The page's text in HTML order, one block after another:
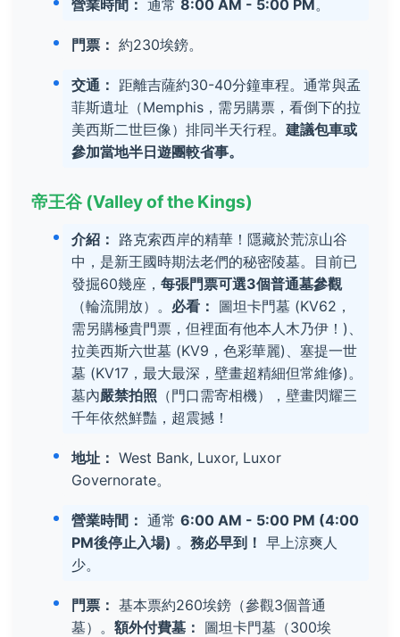
營業時間： 通常 8:00 AM - 5:00 PM。
門票： 約230埃鎊。
交通： 距離吉薩約30-40分鐘車程。通常與孟
菲斯遺址（Memphis，需另購票，看倒下的拉
美西斯二世巨像）排同半天行程。 建議包車或
參加當地半日遊團較省事。
帝王谷 (Valley of the Kings)
介紹： 路克索西岸的精華！隱藏於荒涼山谷
中，是新王國時期法老們的秘密陵墓。目前已
發掘60幾座， 每張門票可選3個普通墓參觀
（輪流開放）。 必看： 圖坦卡門墓 (KV62，
需另購極貴門票，但裡面有他本人木乃伊！)、
拉美西斯六世墓 (KV9，色彩華麗)、塞提一世
墓 (KV17，最大最深，壁畫超精細但常維修)。
墓內嚴禁拍照 （門口需寄相機），壁畫閃耀三
千年依然鮮豔，超震撼！
地址： West Bank, Luxor, Luxor
Governorate。
營業時間： 通常 6:00 AM - 5:00 PM (4:00
PM後停止入場) 。 務必早到！ 早上涼爽人
少。
門票： 基本票約260埃鎊（參觀3個普通
墓）。 額外付費墓： 圖坦卡門墓（300埃